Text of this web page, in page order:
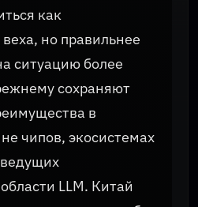
как
но правильнее
ситуацию более
сохраняют
в
чипов, экосистемах
LLM. Китай